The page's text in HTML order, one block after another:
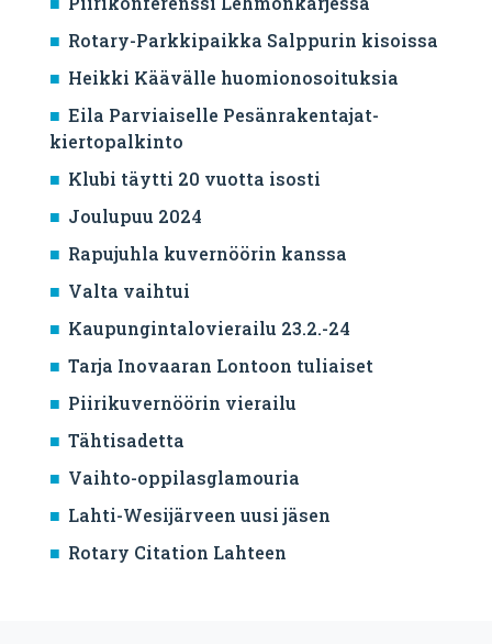
Rotary-Parkkipaikka Salppurin kisoissa
Heikki Käävälle huomionosoituksia
Eila Parviaiselle Pesänrakentajat-
kiertopalkinto
Klubi täytti 20 vuotta isosti
Joulupuu 2024
Rapujuhla kuvernöörin kanssa
Valta vaihtui
Kaupungintalovierailu 23.2.-24
Tarja Inovaaran Lontoon tuliaiset
Piirikuvernöörin vierailu
Tähtisadetta
Vaihto-oppilasglamouria
Lahti-Wesijärveen uusi jäsen
Rotary Citation Lahteen